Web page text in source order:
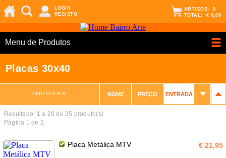
LOGIN
REGISTO
ARTIGOS: 0
TOTAL: € 0,00
Menu de Produtos
Placas 30x40
ORDENAR POR: NOME PREÇO ENTRADA
Resultado: 1 a 20 de 35 produto(s)
Página 1 de 2
Placa Metálica MTV € 21,95